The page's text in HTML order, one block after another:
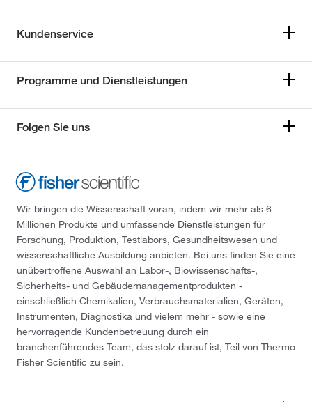
Kundenservice
Programme und Dienstleistungen
Folgen Sie uns
Wir bringen die Wissenschaft voran, indem wir mehr als 6
Millionen Produkte und umfassende Dienstleistungen für
Forschung, Produktion, Testlabors, Gesundheitswesen und
wissenschaftliche Ausbildung anbieten. Bei uns finden Sie eine
unübertroffene Auswahl an Labor-, Biowissenschafts-,
Sicherheits- und Gebäudemanagementprodukten -
einschließlich Chemikalien, Verbrauchsmaterialien, Geräten,
Instrumenten, Diagnostika und vielem mehr - sowie eine
hervorragende Kundenbetreuung durch ein
branchenführendes Team, das stolz darauf ist, Teil von Thermo
Fisher Scientific zu sein.